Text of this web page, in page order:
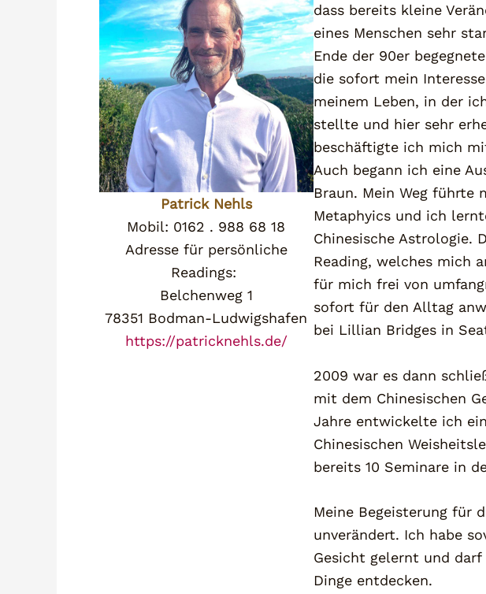
Patrick Nehls
Mobil: 0162 . 988 68 18
Adresse für persönliche
Readings:
Belchenweg 1
78351 Bodman-Ludwigshafen
https://patricknehls.de/
dass bereits kleine
eines Menschen sehr
Ende der 90er
die sofort mein
meinem Leben, in der
stellte und hier sehr
beschäftigte ich mich
Auch begann ich eine
Braun. Mein Weg führte
Metaphyics und ich
Chinesische Astrologie.
Reading, welches mich
für mich frei von
sofort für den Alltag
bei Lillian Bridges in
2009 war es dann
mit dem Chinesischen
Jahre entwickelte ich
Chinesischen
bereits 10 Seminare in
Meine Begeisterung für
unverändert. Ich habe
Gesicht gelernt und
Dinge entdecken.